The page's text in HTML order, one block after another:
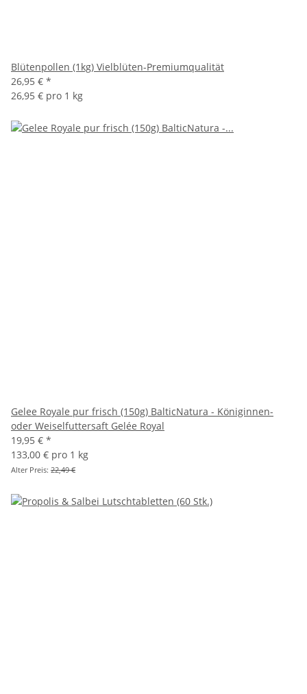
Blütenpollen (1kg) Vielblüten-Premiumqualität
26,95 € *
26,95 € pro 1 kg
Gelee Royale pur frisch (150g) BalticNatura - Königinnen-
oder Weiselfuttersaft Gelée Royal
19,95 € *
133,00 € pro 1 kg
Alter Preis: 22,49 €